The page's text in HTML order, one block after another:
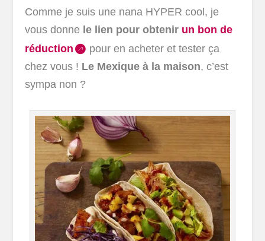
Comme je suis une nana HYPER cool, je
vous donne le lien pour obtenir un bon de
réduction
pour en acheter et tester ça
chez vous ! Le Mexique à la maison, c’est
sympa non ?